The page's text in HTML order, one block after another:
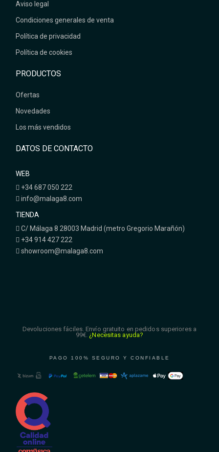
Aviso legal
Condiciones generales de venta
Política de privacidad
Política de cookies
PRODUCTOS
Ofertas
Novedades
Los más vendidos
DATOS DE CONTACTO
WEB
+34 687 050 222
info@malaga8.com
TIENDA
C/ Málaga 8 28003 Madrid (metro Gregorio Marañón)
+34 914 427 222
showroom@malaga8.com
Devoluciones fáciles. Envío gratuito en pedidos superiores a
99€. ¿Necesitas ayuda?
PAGO 100% SEGURO Y CONFIABLE